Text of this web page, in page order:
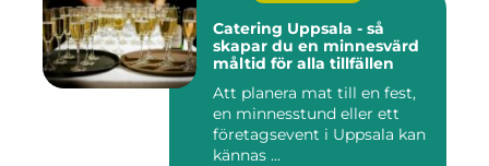
Catering Uppsala - så
skapar du en minnesvärd
måltid för alla tillfällen
Att planera mat till en fest,
en minnesstund eller ett
företagsevent i Uppsala kan
kännas ...